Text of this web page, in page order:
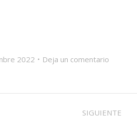
2022 Deja un comentario
SIGUIENTE